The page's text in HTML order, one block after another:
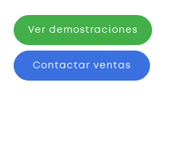
Ver demostraciones
Contactar ventas